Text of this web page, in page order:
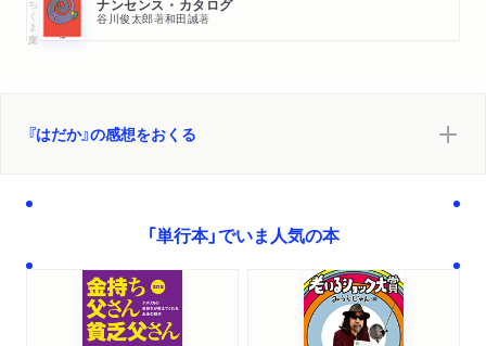
ちくま文庫 ナンセンス・カタログ
谷川俊太郎著和田誠著
『はだか』の感想をおくる
「単行本」でいま人気の本